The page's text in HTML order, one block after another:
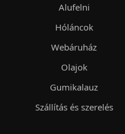
Alufelni
Hóláncok
Webáruház
Olajok
Gumikalauz
Szállítás és szerelés